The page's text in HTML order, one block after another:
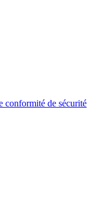
conformité de sécurité